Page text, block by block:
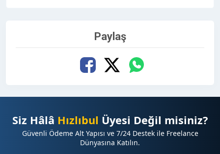
Paylaş
Siz Hâlâ Hızlıbul Üyesi Değil misiniz?
Güvenli Ödeme Alt Yapısı ve 7/24 Destek ile Freelance
Dünyasına Katılın.